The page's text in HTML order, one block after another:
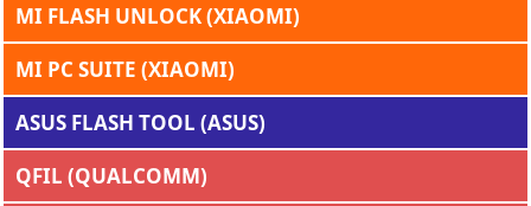
MI FLASH UNLOCK (XIAOMI)
MI PC SUITE (XIAOMI)
ASUS FLASH TOOL (ASUS)
QFIL (QUALCOMM)